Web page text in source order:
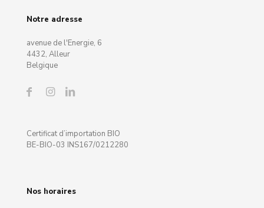
Notre adresse
avenue de l'Energie, 6
4432, Alleur
Belgique
Certificat d’importation BIO
BE-BIO-03 INS167/0212280
Nos horaires